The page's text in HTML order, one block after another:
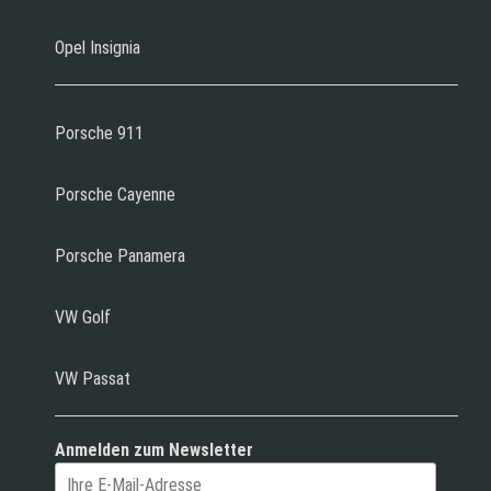
Opel Insignia
Porsche 911
Porsche Cayenne
Porsche Panamera
VW Golf
VW Passat
Anmelden zum Newsletter